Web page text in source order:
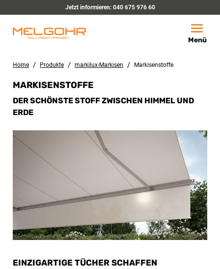
Jetzt informieren: 040 675 976 60
Menü
Home / Produkte / markilux-Markisen / Markisenstoffe
MARKISENSTOFFE
DER SCHÖNSTE STOFF ZWISCHEN HIMMEL UND
ERDE
EINZIGARTIGE TÜCHER SCHAFFEN